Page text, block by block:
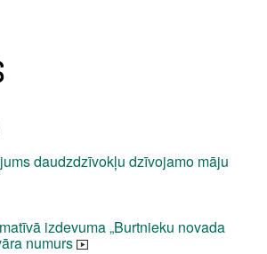
daudzdzīvokļu dzīvojamo māju
izdevuma „Burtnieku novada
numurs